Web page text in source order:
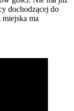
dochodzącej do
ma